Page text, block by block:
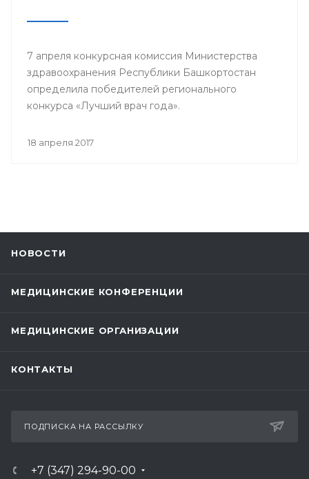
7 апреля конкурсная комиссия Министерства
здравоохранения Республики Башкортостан
определила победителей регионального
конкурса «Лучший врач года».
18 апреля 2017
НОВОСТИ
МЕДИЦИНСКИЕ КОНФЕРЕНЦИИ
МЕДИЦИНСКИЕ ОРГАНИЗАЦИИ
КОНТАКТЫ
ПОДПИСКА НА РАССЫЛКУ
+7 (347) 294-90-00